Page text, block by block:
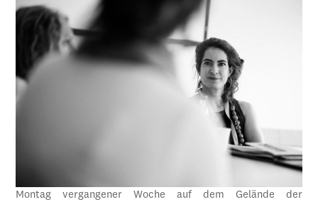
Montag vergangener Woche auf dem Gelände der